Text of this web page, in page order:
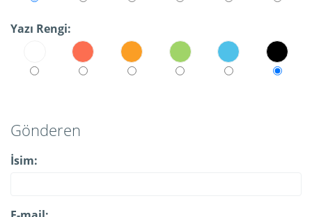
Yazı Rengi:
Gönderen
İsim: